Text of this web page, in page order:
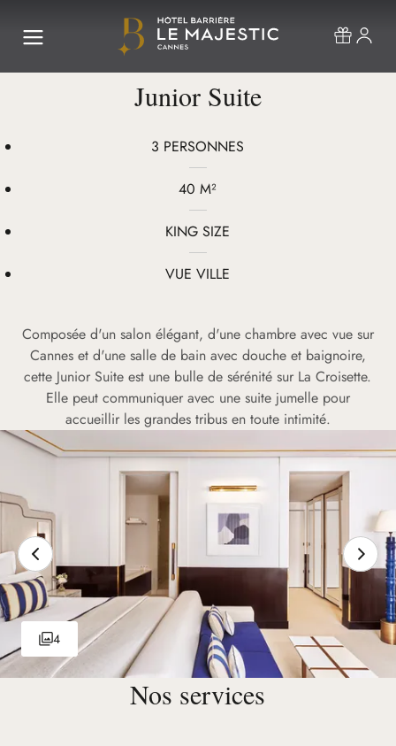
Junior Suite
3 PERSONNES
40 M²
KING SIZE
VUE VILLE
Composée d'un salon élégant, d'une chambre avec vue sur
Cannes et d'une salle de bain avec douche et baignoire,
cette Junior Suite est une bulle de sérénité sur La Croisette.
Elle peut communiquer avec une suite jumelle pour
accueillir les grandes tribus en toute intimité.
4
Nos services